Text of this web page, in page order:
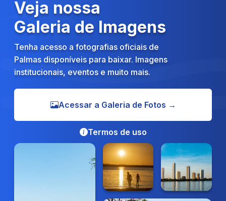
Veja nossa
Galeria de Imagens
Tenha acesso a fotografias oficiais de
Palmas disponíveis para baixar. Imagens
institucionais, eventos e muito mais.
Termos de uso
Acessar a Galeria de Fotos →